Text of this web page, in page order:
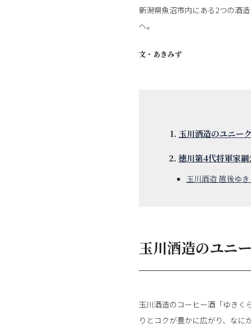
新潟県魚沼市内にある2つの酒
へ。
文・ あきみず
玉川酒造のユニー
徳川第4代将軍家
玉川酒造 越後ゆ
玉川酒造のユニ
玉川酒造のコーヒー酒「ゆきく
りとコクが豊かに広がり、なに